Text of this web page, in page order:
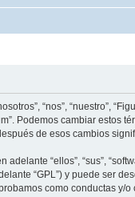
“nos”, “nuestro”,
Podemos cambiar
de esos cambios
“ellos”, “sus”,
“GPL”) y puede ser
como conductas